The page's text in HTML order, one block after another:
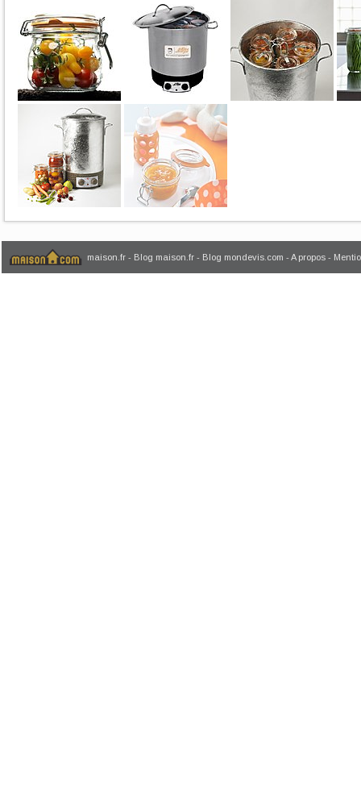
maison.fr - Blog maison.fr - Blog mondevis.com - A propos -